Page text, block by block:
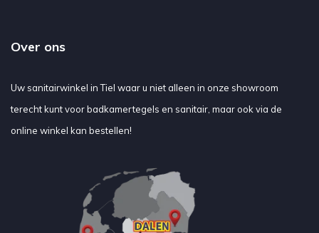
Over ons
Uw sanitairwinkel in Tiel waar u niet alleen in onze showroom
terecht kunt voor badkamertegels en sanitair, maar ook via de
online winkel kan bestellen!